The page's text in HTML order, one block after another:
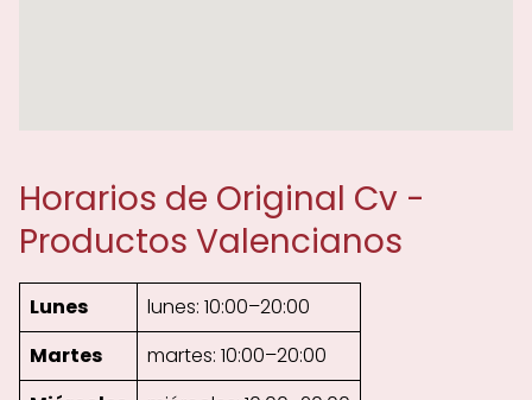
Horarios de Original Cv -
Productos Valencianos
Lunes
lunes: 10:00–20:00
Martes
martes: 10:00–20:00